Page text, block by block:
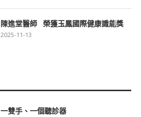
陳進堂醫師 榮獲玉鳳國際健康識能獎
2025-11-13
一雙手、一個聽診器